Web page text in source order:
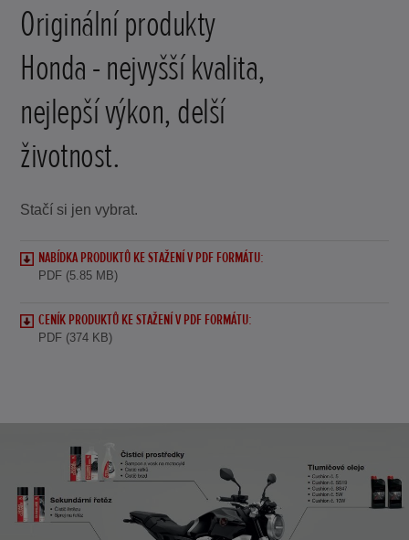
Originální produkty
Honda - nejvyšší kvalita,
nejlepší výkon, delší
životnost.
Stačí si jen vybrat.
NABÍDKA PRODUKTŮ KE STAŽENÍ V PDF FORMÁTU:
PDF (5.85 MB)
CENÍK PRODUKTŮ KE STAŽENÍ V PDF FORMÁTU:
PDF (374 KB)